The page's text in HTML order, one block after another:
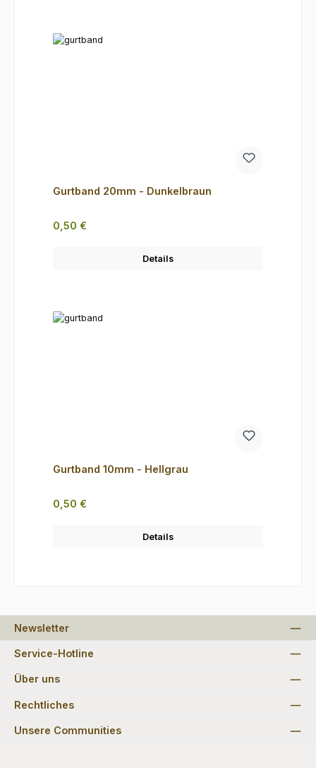
Gurtband 20mm - Dunkelbraun
Regulärer Preis:
0,50 €
Details
Gurtband 10mm - Hellgrau
Regulärer Preis:
0,50 €
Details
Newsletter
Service-Hotline
Über uns
Rechtliches
Unsere Communities